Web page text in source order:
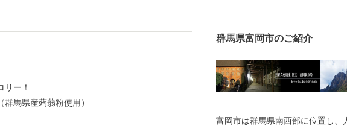
ー！
馬県産蒟蒻粉使用）
群馬県富岡市のご紹介
富岡市は群馬県南西部に位置し、